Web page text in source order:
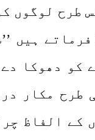
طرح لوگوں
ہیں
کو دھوکا
طرح مکار
کے الفاظ